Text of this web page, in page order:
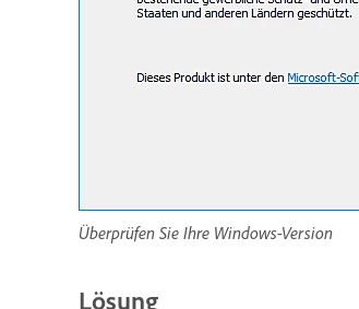
Überprüfen Sie Ihre Windows-Version
Lösung